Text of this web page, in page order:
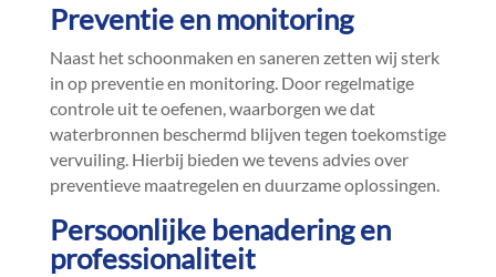
Preventie en monitoring
Naast het schoonmaken en saneren zetten wij sterk
in op preventie en monitoring.​ Door regelmatige
controle uit te oefenen, waarborgen we dat
waterbronnen beschermd blijven tegen toekomstige
vervuiling.​ Hierbij bieden we tevens advies over
preventieve maatregelen en duurzame oplossingen.​
Persoonlijke benadering en
professionaliteit